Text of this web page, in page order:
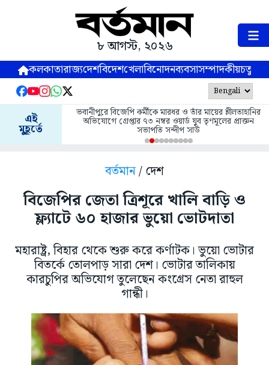
৮ আগস্ট, ২০২৬
কলকাতারাজ্যদেশবিদেশখেলাবিনোদনব্যবসাসম্পাদকীয়
এই
মুহূর্তে
ভবানীপুরে বিজেপি কর্মীকে মারধর ও তাঁর মায়ের শ্লীলতাহানির
অভিযোগে গ্রেপ্তার ৭৩ নম্বর ওয়ার্ড যুব তৃণমূলের প্রাক্তন
সভাপতি সন্দীপ সাউ
বর্তমান/ দেশ
বিজেপির জেতা ত্রিশূরে খালি বাড়ি ও
ফ্ল্যাটে ৬০ হাজার ভুয়ো ভোটদাতা
মহারাষ্ট্র, বিহার থেকে শুরু করে কর্ণাটক। ভুয়ো ভোটার
বিতর্কে তোলপাড় সারা দেশ। ভোটার তালিকায়
কারচুপির অভিযোগ তুলেছেন কংগ্রেস নেতা রাহুল
গান্ধী।